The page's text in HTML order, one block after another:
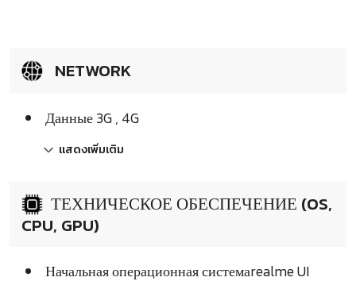
NETWORK
Данные 3G , 4G
แสดงเพิ่มเติม
ТЕХНИЧЕСКОЕ ОБЕСПЕЧЕНИЕ (OS,
CPU, GPU)
Начальная операционная системаrealme UI